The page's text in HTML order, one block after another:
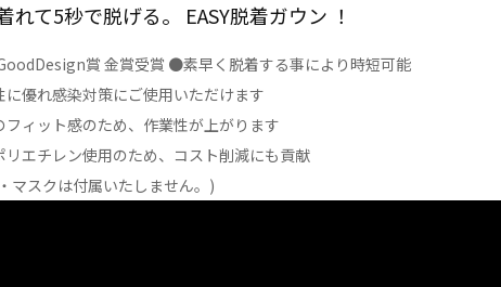
れて5秒で脱げる。 EASY脱着ガウン ！
賞 金賞受賞 ●素早く脱着する事により時短可能
優れ感染対策にご使用いただけます
ィット感のため、作業性が上がります
エチレン使用のため、コスト削減にも貢献
マスクは付属いたしません。)